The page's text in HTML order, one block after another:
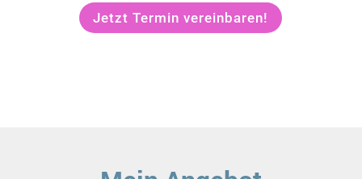
Jetzt Termin vereinbaren!